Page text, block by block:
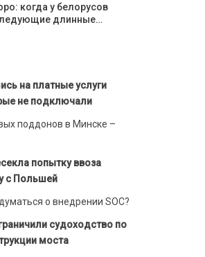
когда у белорусов
длинные…
на платные услуги
не подключали
поддонов в Минске –
попытку ввоза
с Польшей
о внедрении SOC?
судоходство по
моста